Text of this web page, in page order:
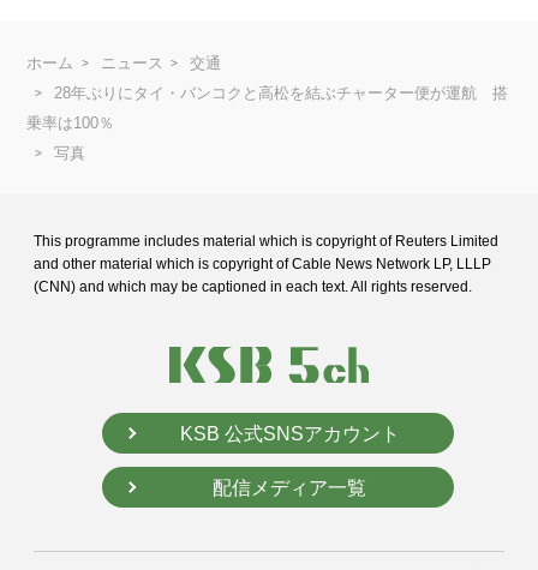
ホーム ニュース
交通
28年ぶりにタイ・バンコクと高松を結ぶチャーター便が運航 搭
乗率は100％
写真
This programme includes material which is copyright of Reuters Limited
and other material which is copyright of Cable News Network LP, LLLP
(CNN) and which may be captioned in each text. All rights reserved.
KSB 公式SNSアカウント
配信メディア一覧